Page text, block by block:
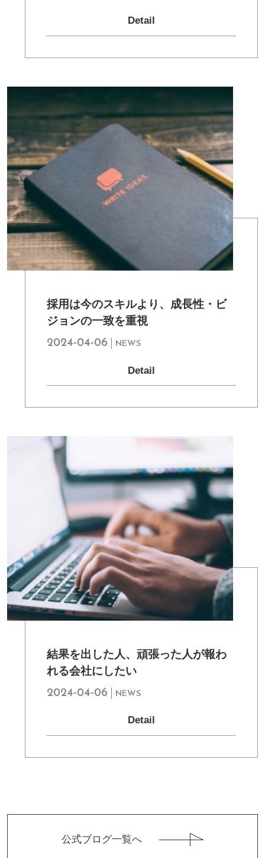
Detail
採用は今のスキルより、成長性・ビ
ジョンの一致を重視
2024-04-06 NEWS
Detail
結果を出した人、頑張った人が報わ
れる会社にしたい
2024-04-06 NEWS
Detail
公式ブログ一覧へ